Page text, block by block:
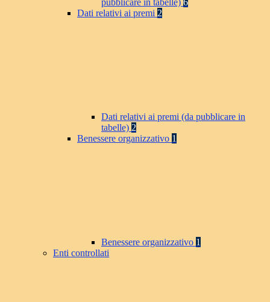
pubblicare in tabelle) 6
Dati relativi ai premi 2
Dati relativi ai premi (da pubblicare in
tabelle) 2
Benessere organizzativo 1
Benessere organizzativo 1
Enti controllati